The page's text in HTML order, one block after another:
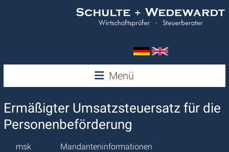
Wedewardt
&
Schulte
Menü
Ermäßigter Umsatzsteuersatz für die
Personenbeförderung
msk Mandanteninformationen